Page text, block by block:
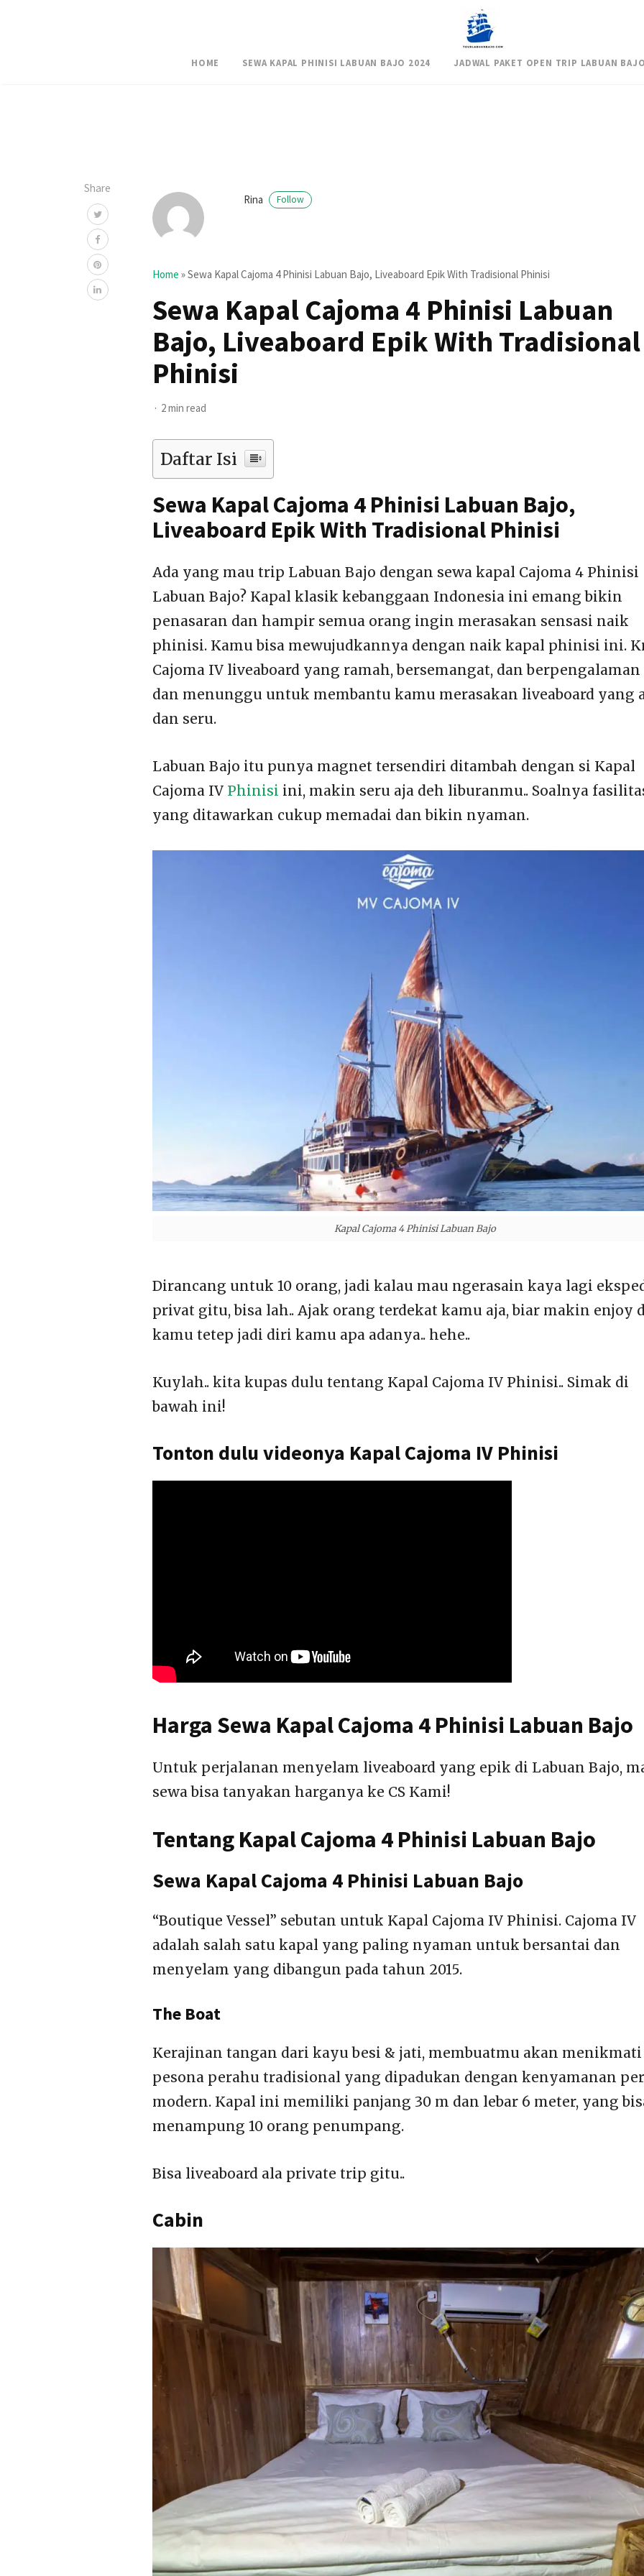
HOME SEWA KAPAL PHINISI LABUAN BAJO 2024 JADWAL PAKET OPEN TRIP LABUAN
Share
Rina
Follow
Home »Sewa Kapal Cajoma 4 Phinisi Labuan Bajo, Liveaboard Epik With Tradisional Phinisi
Sewa Kapal Cajoma 4 Phinisi Labuan
Bajo, Liveaboard Epik With Tradisional
Phinisi
2 min read
Daftar Isi
Sewa Kapal Cajoma 4 Phinisi Labuan Bajo,
Liveaboard Epik With Tradisional Phinisi
Ada yang mau trip Labuan Bajo dengan sewa kapal Cajoma 4 Phinisi
Labuan Bajo? Kapal klasik kebanggaan Indonesia ini emang bikin
penasaran dan hampir semua orang ingin merasakan sensasi naik
phinisi. Kamu bisa mewujudkannya dengan naik kapal phinisi ini.
Cajoma IV liveaboard yang ramah, bersemangat, dan berpengalaman
dan menunggu untuk membantu kamu merasakan liveaboard yang
dan seru.
Labuan Bajo itu punya magnet tersendiri ditambah dengan si Kapal
Cajoma IV Phinisi ini, makin seru aja deh liburanmu.. Soalnya
yang ditawarkan cukup memadai dan bikin nyaman.
Kapal Cajoma 4 Phinisi Labuan Bajo
Dirancang untuk 10 orang, jadi kalau mau ngerasain kaya lagi
privat gitu, bisa lah.. Ajak orang terdekat kamu aja, biar makin enjoy
kamu tetep jadi diri kamu apa adanya.. hehe..
Kuylah.. kita kupas dulu tentang Kapal Cajoma IV Phinisi.. Simak di
bawah ini!
Tonton dulu videonya Kapal Cajoma IV Phinisi
Harga Sewa Kapal Cajoma 4 Phinisi Labuan Bajo
Untuk perjalanan menyelam liveaboard yang epik di Labuan Bajo,
sewa bisa tanyakan harganya ke CS Kami!
Tentang Kapal Cajoma 4 Phinisi Labuan Bajo
Sewa Kapal Cajoma 4 Phinisi Labuan Bajo
“Boutique Vessel” sebutan untuk Kapal Cajoma IV Phinisi. Cajoma IV
adalah salah satu kapal yang paling nyaman untuk bersantai dan
menyelam yang dibangun pada tahun 2015.
The Boat
Kerajinan tangan dari kayu besi & jati, membuatmu akan menikmati
pesona perahu tradisional yang dipadukan dengan kenyamanan
modern. Kapal ini memiliki panjang 30 m dan lebar 6 meter, yang
menampung 10 orang penumpang.
Bisa liveaboard ala private trip gitu..
Cabin